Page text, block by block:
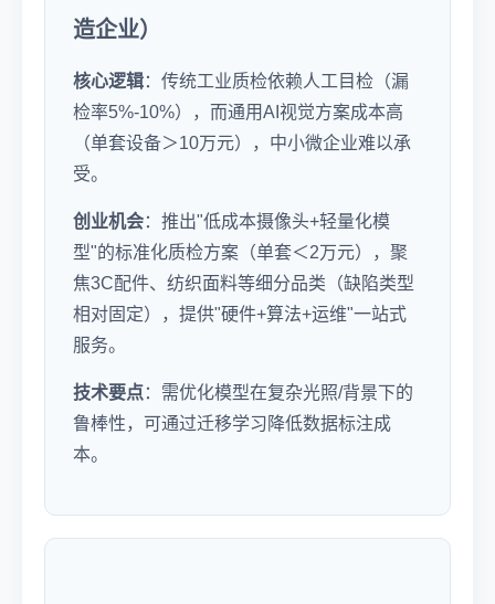
造企业）
核心逻辑：传统工业质检依赖人工目检（漏
检率5%-10%），而通用AI视觉方案成本高
（单套设备＞10万元），中小微企业难以承
受。
创业机会：推出"低成本摄像头+轻量化模
型"的标准化质检方案（单套＜2万元），聚
焦3C配件、纺织面料等细分品类（缺陷类型
相对固定），提供"硬件+算法+运维"一站式
服务。
技术要点：需优化模型在复杂光照/背景下的
鲁棒性，可通过迁移学习降低数据标注成
本。